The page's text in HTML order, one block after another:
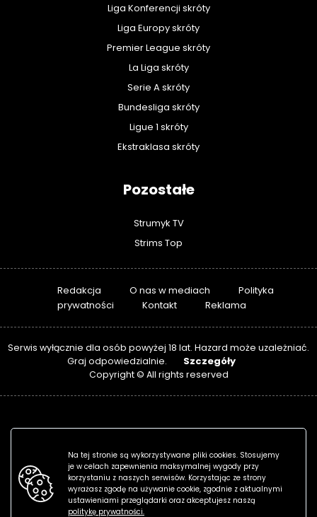
Liga Konferencji skróty
Liga Europy skróty
Premier League skróty
La Liga skróty
Serie A skróty
Bundesliga skróty
Ligue 1 skróty
Ekstraklasa skróty
Pozostałe
Strumyk TV
Strims Top
Redakcja O nas w mediach
Polityka
prywatności
Kontakt Reklama
Serwis wyłącznie dla osób powyżej 18 lat. Hazard może uzależniać.
Graj odpowiedzialnie.
Szczegóły
Copyright © All rights reserved
Na tej stronie są wykorzystywane pliki cookies. Stosujemy
je w celach zapewnienia maksymalnej wygody przy
korzystaniu z naszych serwisów. Korzystając ze strony
wyrażasz zgodę na używanie cookie, zgodnie z aktualnymi
ustawieniami przeglądarki oraz akceptujesz naszą
politykę prywatności.